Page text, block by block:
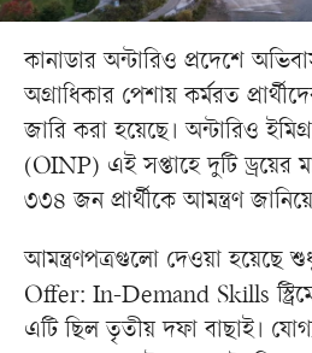
কানাডার অন্টারিও প্রদেশে
অগ্রাধিকার পেশায় কর্মরত
জারি করা হয়েছে। অন্টারিও
(OINP) এই সপ্তাহে দুটি ড্রয়ের
৩৩৪ জন প্রার্থীকে আমন্ত্রণ
আমন্ত্রণপত্রগুলো দেওয়া হয়েছে
Offer: In-Demand Skills
এটি ছিল তৃতীয় দফা বাছাই।